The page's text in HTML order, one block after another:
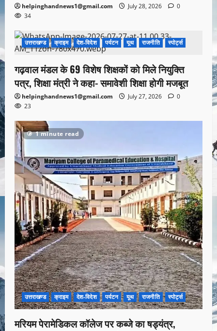
helpinghandnews1@gmail.com July 28, 2026
0
34
1 minute read
उत्तराखण्ड क्राइम देश-विदेश पर्यटन यूथ राजनीति स्पोर्ट्स
गढ़वाल मंडल के 69 विशेष शिक्षकों को मिले नियुक्ति
पत्र, शिक्षा मंत्री ने कहा- समावेशी शिक्षा होगी मजबूत
helpinghandnews1@gmail.com July 27, 2026
0
23
1 minute read
उत्तराखण्ड क्राइम देश-विदेश पर्यटन यूथ राजनीति स्पोर्ट्स
मरियम पेरामेडिकल कॉलेज पर कब्जे का षड्यंत्र,